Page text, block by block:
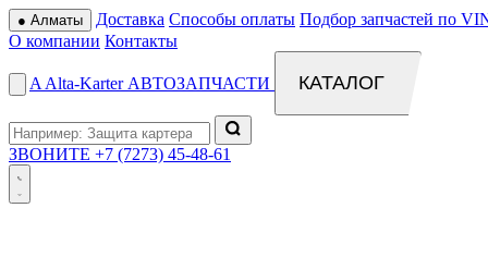
● Алматы Доставка Способы оплаты Подбор запчастей по
О компании Контакты
A Alta-Karter АВТОЗАПЧАСТИ КАТАЛОГ
ЗВОНИТЕ +7 (7273) 45-48-61